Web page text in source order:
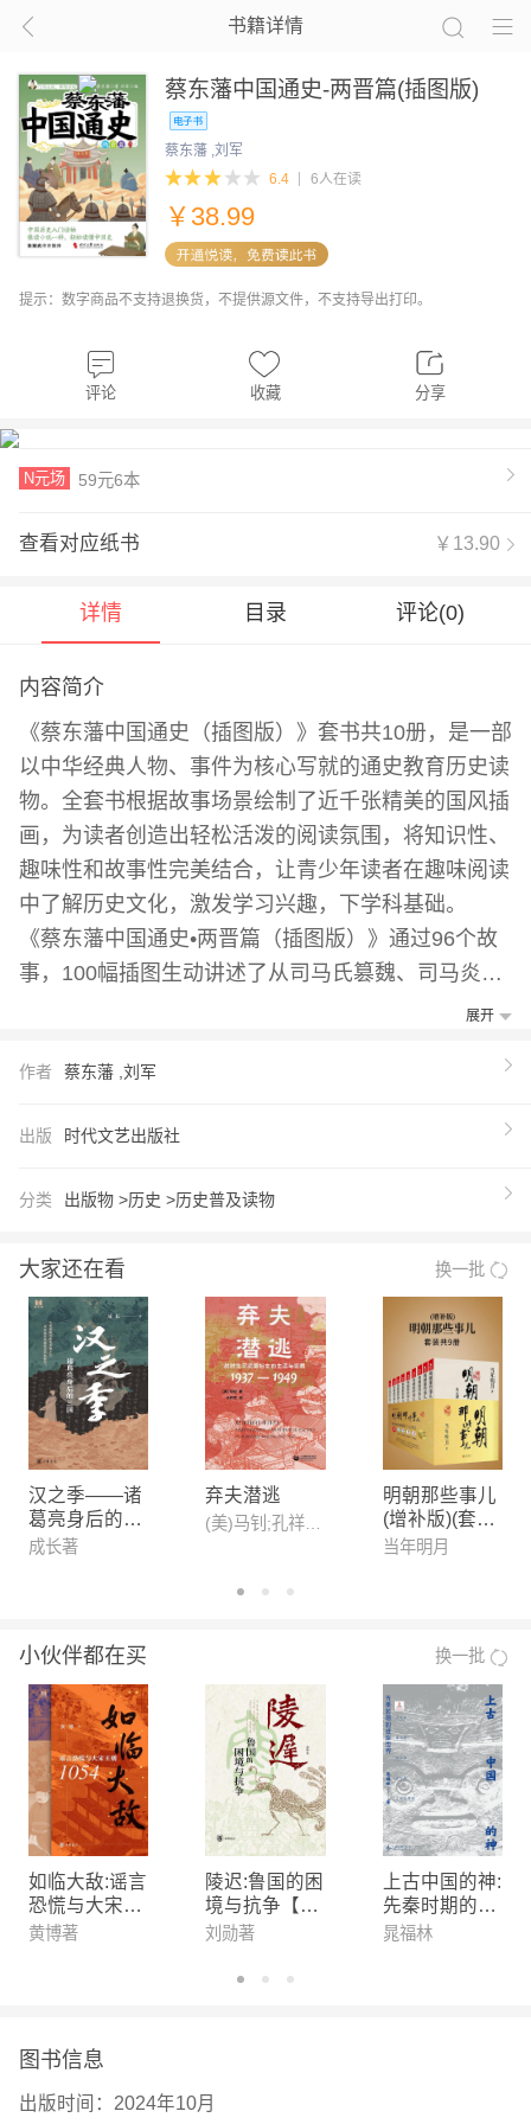
书籍详情
蔡东藩中国通史-两晋篇(插图版)
蔡东藩 ,刘军
6.4
6人在读
￥ 38.99
提示：数字商品不支持退换货，不提供源文件，不支持导出打印。
评论 收藏 分享
N元场 59元6本
查看对应纸书 ￥13.90
详情 目录 评论(0)
内容简介
《蔡东藩中国通史（插图版）》套书共10册，是一部
以中华经典人物、事件为核心写就的通史教育历史读
物。全套书根据故事场景绘制了近千张精美的国风插
画，为读者创造出轻松活泼的阅读氛围，将知识性、
趣味性和故事性完美结合，让青少年读者在趣味阅读
中了解历史文化，激发学习兴趣，下学科基础。
《蔡东藩中国通史•两晋篇（插图版）》通过96个故
事，100幅插图生动讲述了从司马氏篡魏、司马炎建
立西晋到刘裕篡晋一百余年的历史故事。内容囊括文
纳整理、关键人物与事件的历史背景介绍，材料丰
【推荐语】
说。读蔡东藩，像读小说一样轻松读懂中国历史。
义》的“青少插图版”。可以说，市面上专门面向青少
年、充分展现蔡东藩大家风范的通史作品，只有这一
套。 4．场景化配图，让阅读更有趣更快乐；每册10
0张配图，全套书1000张精美手绘插图；结合故事内
容，原创设计绘图再现生动画面，让青少年更愿意
受，让家长不担心枯燥。 5．作品精炼，故事更好
懂；原著总计600多万字，大部头很难啃，这套书专
为青少年定制，每册约15万字，文字更凝练，更精
彩，完全以故事的方式讲述历史。 6. 每册60~80个
小故事，全套书800余个故事。从前汉、后汉、两
年历史一次看过瘾！ 7．高质量团队编写；本书编写
团队是文史内容资深研究员，针对青少年阅读习惯统
一风格，价值感、真实性与可读性完美结合，将原著
的魅力充分展现出来，情节更加精练、生动。 8．增
补生难注释、成语整理、知识背景；一边看故事，一
边系统学习文史哲知识，轻松攻克记忆难，积累读写
素材。一套书就能帮青少年读者提升文史涵养，拔高
文化思维。 9. 顾颉刚、二月河重磅推荐！张颐武作
序推荐！ 10.读两晋史，看门阀士族，群雄并起。
著名历史小说家。从1915年始创作《清史通俗演
义》，至1926年《后汉通俗演义》出版，耗十年之
展开
作者 蔡东藩 ,刘军
出版 时代文艺出版社
分类 出版物 >历史 >历史普及读物
大家还在看 换一批
汉之季——诸
葛亮身后的三
国【中华书局
成长著
弃夫潜逃
明朝那些事儿
(增补版)(套装
共9册)
当年明月
小伙伴都在买 换一批
如临大敌:谣言
恐慌与大宋王
朝1054【中华
黄博著
陵迟:鲁国的困
境与抗争【中
华书局出品】
刘勋著
上古中国的神:
先秦时期的彼
岸世界
晁福林
图书信息
出版时间： 2024年10月